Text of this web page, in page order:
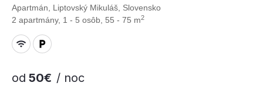
Apartmán, Liptovský Mikuláš, Slovensko
2 apartmány, 1 - 5 osôb, 55 - 75 m2
od 50€ / noc